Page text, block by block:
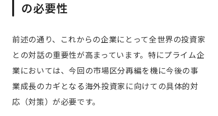
の必要性
前述の通り、これからの企業にとって全世界の投資家
との対話の重要性が高まっています。特にプライム企
業においては、今回の市場区分再編を機に今後の事
業成長のカギとなる海外投資家に向けての具体的対
応（対策）が必要です。